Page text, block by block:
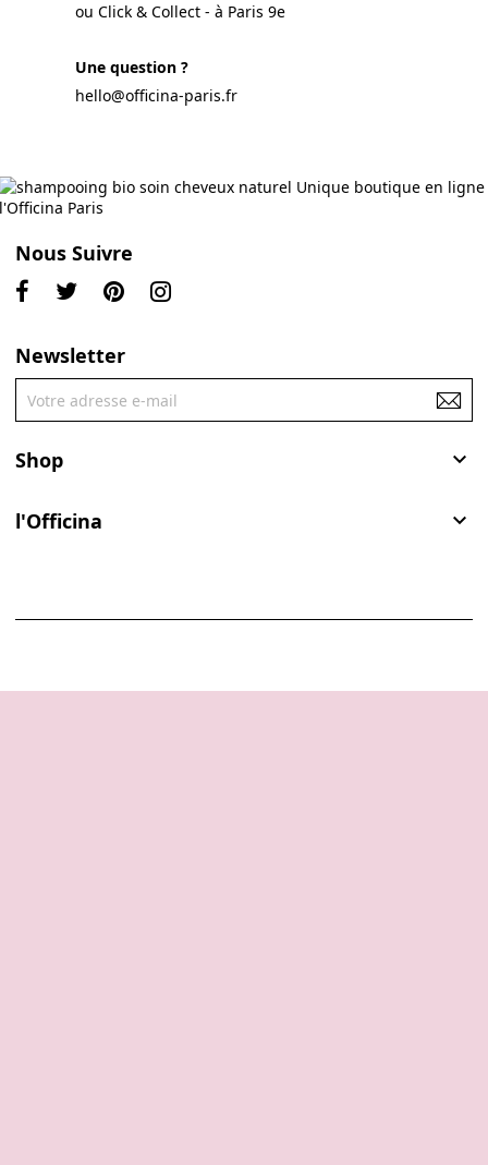
ou Click & Collect - à Paris 9e
Une question ?
hello@officina-paris.fr
Nous Suivre
Newsletter
Shop 
l'Officina 